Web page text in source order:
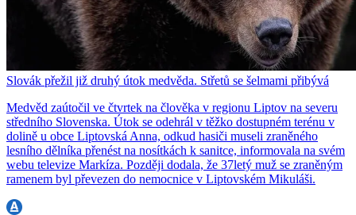
Slovák přežil již druhý útok medvěda. Střetů se šelmami přibývá
Medvěd zaútočil ve čtvrtek na člověka v regionu Liptov na severu
středního Slovenska. Útok se odehrál v těžko dostupném terénu v
dolině u obce Liptovská Anna, odkud hasiči museli zraněného
lesního dělníka přenést na nosítkách k sanitce, informovala na svém
webu televize Markíza. Později dodala, že 37letý muž se zraněným
ramenem byl převezen do nemocnice v Liptovském Mikuláši.